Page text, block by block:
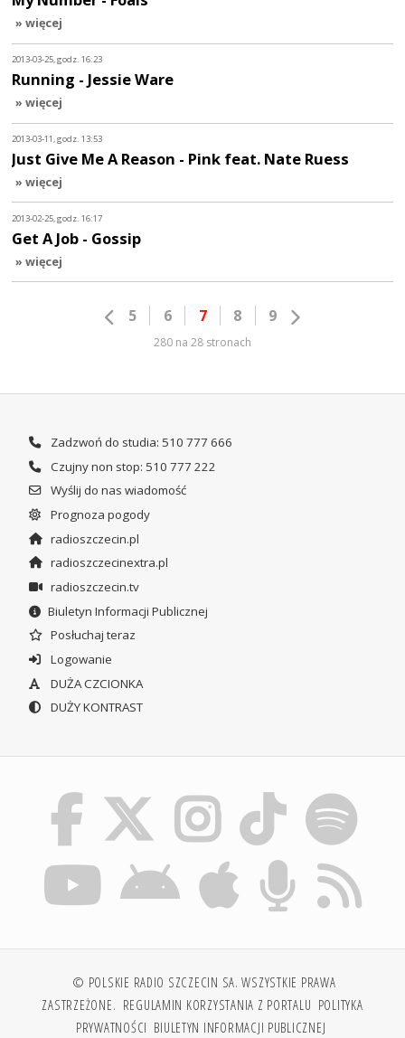
» więcej
2013-03-25, godz. 16:23
Running - Jessie Ware
» więcej
2013-03-11, godz. 13:53
Just Give Me A Reason - Pink feat. Nate Ruess
» więcej
2013-02-25, godz. 16:17
Get A Job - Gossip
» więcej
5 6 7 8 9
280 na 28 stronach
Zadzwoń do studia: 510 777 666
Czujny non stop: 510 777 222
Wyślij do nas wiadomość
Prognoza pogody
radioszczecin.pl
radioszczecinextra.pl
radioszczecin.tv
Biuletyn Informacji Publicznej
Posłuchaj teraz
Logowanie
DUŻA CZCIONKA
DUŻY KONTRAST
© POLSKIE RADIO SZCZECIN SA. WSZYSTKIE PRAWA
ZASTRZEŻONE. REGULAMIN KORZYSTANIA Z PORTALU POLITYKA
PRYWATNOŚCI BIULETYN INFORMACJI PUBLICZNEJ